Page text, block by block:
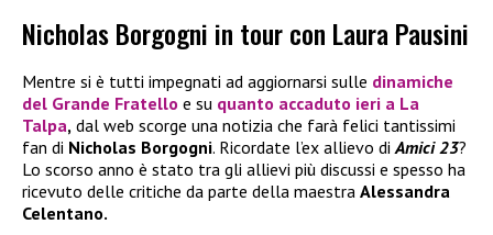
Nicholas Borgogni in tour con Laura Pausini
Mentre si è tutti impegnati ad aggiornarsi sulle dinamiche
del Grande Fratello e su quanto accaduto ieri a La
Talpa, dal web scorge una notizia che farà felici tantissimi
fan di Nicholas Borgogni. Ricordate l’ex allievo di Amici 23?
Lo scorso anno è stato tra gli allievi più discussi e spesso ha
ricevuto delle critiche da parte della maestra Alessandra
Celentano.